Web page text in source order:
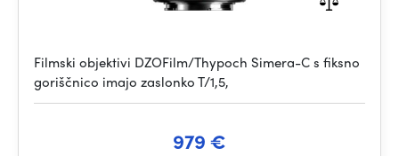
Filmski objektivi DZOFilm/Thypoch Simera-C s fiksno
goriščnico imajo zaslonko T/1,5,
979 €